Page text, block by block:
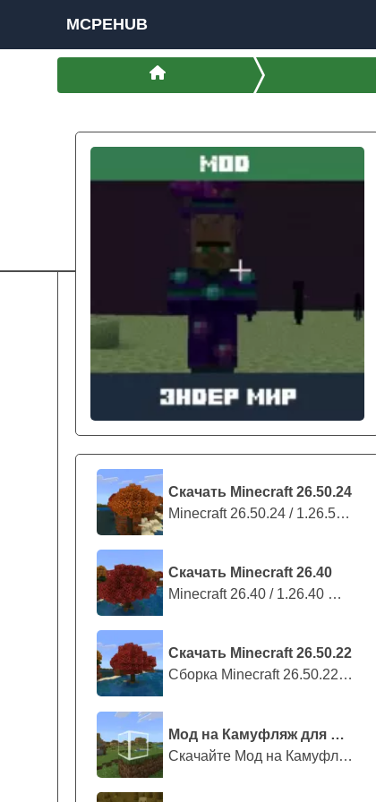
MCPEHUB
Скачать Minecraft 26.50.24
Minecraft 26.50.24 / 1.26.50.24 предс...
Скачать Minecraft 26.40
Minecraft 26.40 / 1.26.40 — стабильны...
Скачать Minecraft 26.50.22
Сборка Minecraft 26.50.22 / 1.26.50.2...
Мод на Камуфляж для Майнкрафт ПЕ
Скачайте Мод на Камуфляж на Майнкрафт...